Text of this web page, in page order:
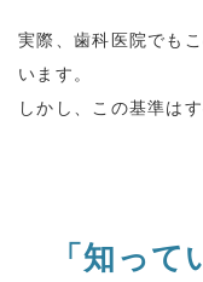
実際、歯科医院でも
います。
しかし、この基準は
「知っ